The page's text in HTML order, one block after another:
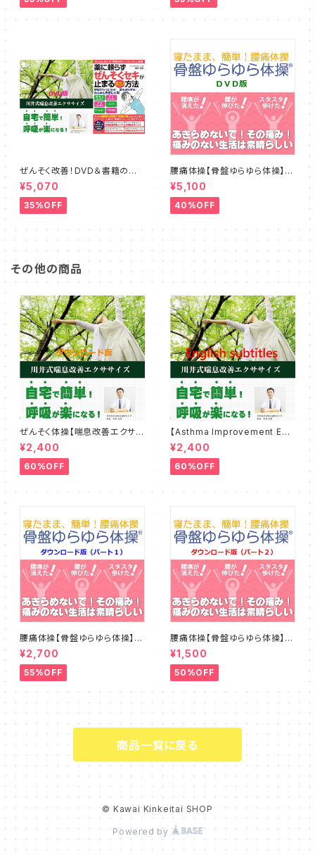
ぜんそく改善！DVD＆書籍のお
得セット
¥5,070
35%OFF
腰痛体操【骨盤ゆらゆら体操】D
VD
¥5,100
40%OFF
その他の商品
ぜんそく体操【喘息改善エクササ
イズ】ダウンロード版
¥2,400
60%OFF
【Asthma Improvement Exe
rcise】DL (English subtitle
version)
¥2,400
60%OFF
腰痛体操【骨盤ゆらゆら体操】ダ
ウンロード版パート１
¥2,700
55%OFF
腰痛体操【骨盤ゆらゆら体操】ダ
ウンロード版パート２
¥1,500
50%OFF
商品一覧に戻る
© Kawai Kinkeitai SHOP
Powered by